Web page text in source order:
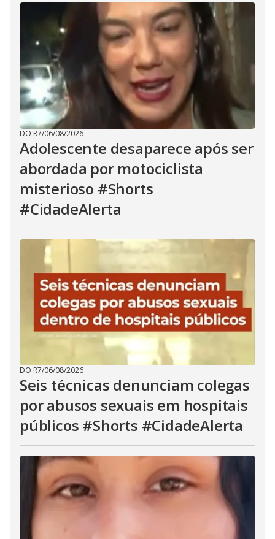
DO R7/06/08/2026
Adolescente desaparece após ser
abordada por motociclista
misterioso #Shorts
#CidadeAlerta
DO R7/06/08/2026
Seis técnicas denunciam colegas
por abusos sexuais em hospitais
públicos #Shorts #CidadeAlerta